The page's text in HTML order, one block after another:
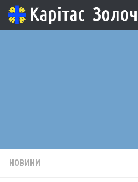
Skip to content
НОВИНИ